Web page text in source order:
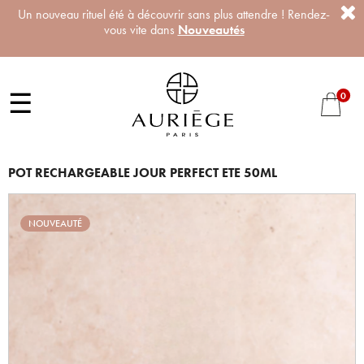
Un nouveau rituel été à découvrir sans plus attendre ! Rendez-
vous vite dans Nouveautés
☰ 0
POT RECHARGEABLE JOUR PERFECT ETE 50ML
NOUVEAUTÉ